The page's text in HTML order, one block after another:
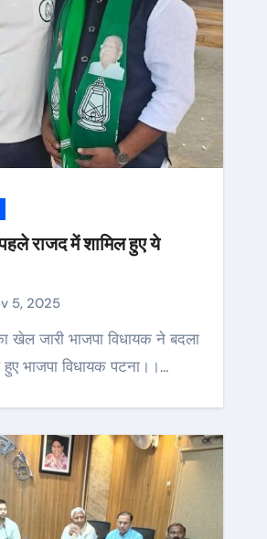
राजद में शामिल हुए ये
5, 2025
हुए भाजपा विधायक पटना।।…